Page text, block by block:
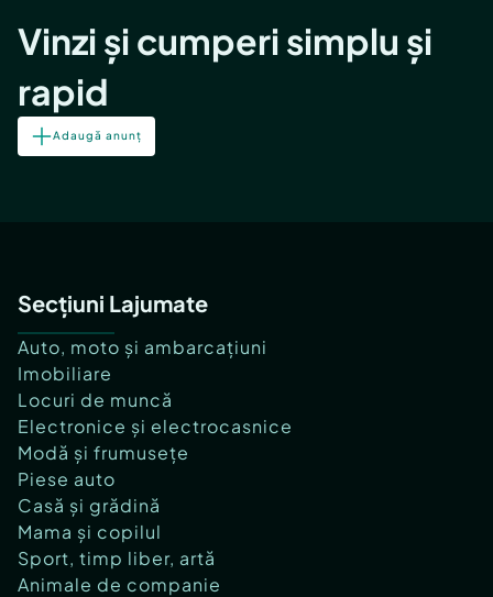
Vinzi și cumperi simplu și
rapid
Adaugă anunț
Secțiuni Lajumate
Auto, moto și ambarcațiuni
Imobiliare
Locuri de muncă
Electronice și electrocasnice
Modă și frumusețe
Piese auto
Casă și grădină
Mama și copilul
Sport, timp liber, artă
Animale de companie